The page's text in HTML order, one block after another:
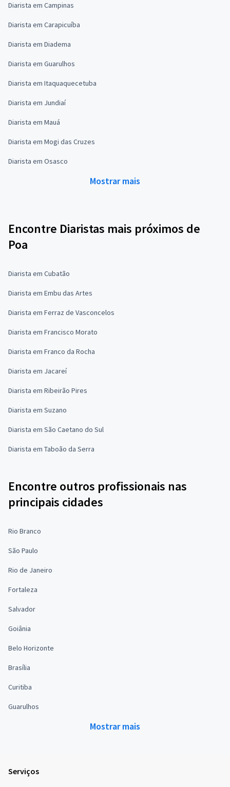
Diarista em Campinas
Diarista em Carapicuíba
Diarista em Diadema
Diarista em Guarulhos
Diarista em Itaquaquecetuba
Diarista em Jundiaí
Diarista em Mauá
Diarista em Mogi das Cruzes
Diarista em Osasco
Mostrar mais
Encontre Diaristas mais próximos de
Poa
Diarista em Cubatão
Diarista em Embu das Artes
Diarista em Ferraz de Vasconcelos
Diarista em Francisco Morato
Diarista em Franco da Rocha
Diarista em Jacareí
Diarista em Ribeirão Pires
Diarista em Suzano
Diarista em São Caetano do Sul
Diarista em Taboão da Serra
Encontre outros profissionais nas
principais cidades
Rio Branco
São Paulo
Rio de Janeiro
Fortaleza
Salvador
Goiânia
Belo Horizonte
Brasília
Curitiba
Guarulhos
Mostrar mais
Serviços